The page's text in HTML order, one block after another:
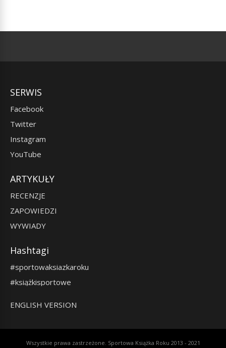
SERWIS
Facebook
Twitter
Instagram
YouTube
ARTYKUŁY
RECENZJE
ZAPOWIEDZI
WYWIADY
Hashtagi
#sportowaksiazkaroku
#książkisportowe
ENGLISH VERSION
Wszystkie prawa zastrzeżone. Sportowa Książka Roku 2013 - 2021